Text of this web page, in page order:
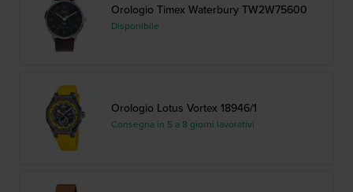
Orologio Timex Waterbury TW2W75600
Disponibile
Orologio Lotus Vortex 18946/1
Consegna in 5 a 8 giorni lavorativi